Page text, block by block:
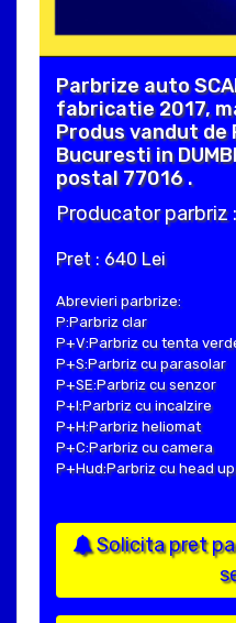
Parbrize auto
fabricatie 2017,
Produs vandut de
Bucuresti in
postal 77016 .
Producator parbriz
Pret : 640 Lei
Abrevieri parbrize:
P:Parbriz clar
P+V:Parbriz cu tenta
P+S:Parbriz cu parasolar
P+SE:Parbriz cu senzor
P+I:Parbriz cu incalzire
P+H:Parbriz heliomat
P+C:Parbriz cu camera
P+Hud:Parbriz cu head
Solicita pret